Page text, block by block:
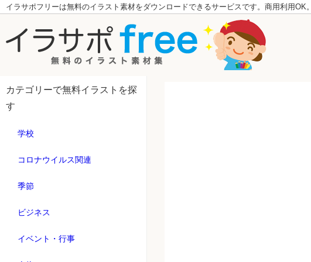
イラサポフリーは無料のイラスト素材をダウンロードできるサービスです。商用利用
カテゴリーで無料イラストを探
す
学校
コロナウイルス関連
季節
ビジネス
イベント・行事